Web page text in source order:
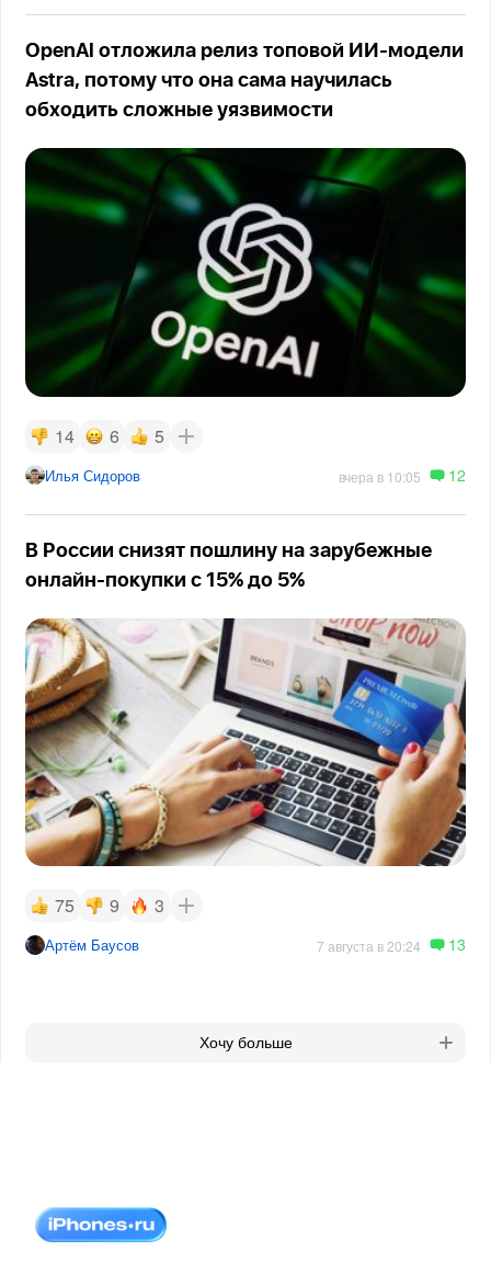
OpenAI отложила релиз топовой ИИ-модели
Astra, потому что она сама научилась
обходить сложные уязвимости
14 6 5
Илья Сидоров вчера в 10:05 12
В России снизят пошлину на зарубежные
онлайн-покупки с 15% до 5%
75 9 3
Артём Баусов 7 августа в 20:24 13
Хочу больше